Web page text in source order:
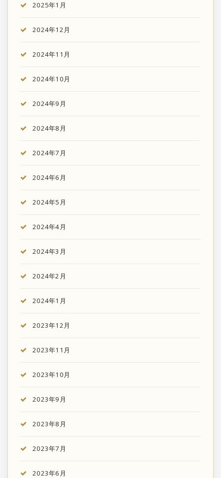
2025年1月
2024年12月
2024年11月
2024年10月
2024年9月
2024年8月
2024年7月
2024年6月
2024年5月
2024年4月
2024年3月
2024年2月
2024年1月
2023年12月
2023年11月
2023年10月
2023年9月
2023年8月
2023年7月
2023年6月